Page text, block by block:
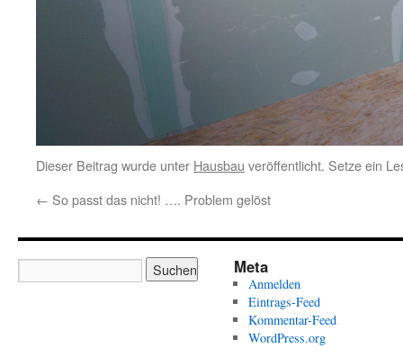
Dieser Beitrag wurde unter Hausbau veröffentlicht. Setze ein
← So passt das nicht! …. Problem gelöst
Meta
Anmelden
Eintrags-Feed
Kommentar-Feed
WordPress.org